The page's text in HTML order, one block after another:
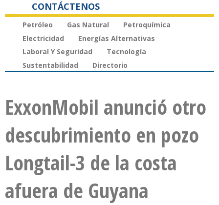
CONTÁCTENOS
Petróleo Gas Natural
Petroquímica
Electricidad
Energías Alternativas
Laboral Y Seguridad
Tecnología
Sustentabilidad
Directorio
ExxonMobil anunció otro
descubrimiento en pozo
Longtail-3 de la costa
afuera de Guyana